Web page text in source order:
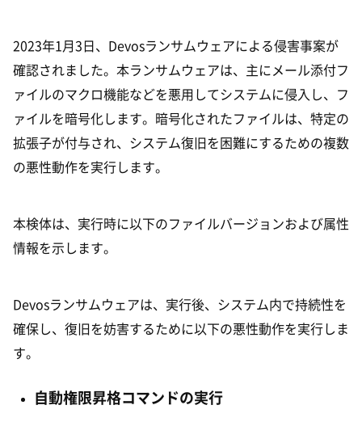
2023年1月3日、Devosランサムウェアによる侵害事案が
確認されました。本ランサムウェアは、主にメール添付フ
ァイルのマクロ機能などを悪用してシステムに侵入し、フ
ァイルを暗号化します。暗号化されたファイルは、特定の
拡張子が付与され、システム復旧を困難にするための複数
の悪性動作を実行します。
本検体は、実行時に以下のファイルバージョンおよび属性
情報を示します。
Devosランサムウェアは、実行後、システム内で持続性を
確保し、復旧を妨害するために以下の悪性動作を実行しま
す。
自動権限昇格コマンドの実行